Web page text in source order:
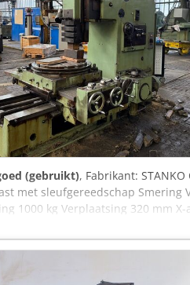
(gebruikt), Fabrikant:
met sleufgereedschap
1000 kg Verplaatsing 320 mm
(geschat) Lengte 3000 mm
samengesteld, en waar
worden gegarandeerd. Deze